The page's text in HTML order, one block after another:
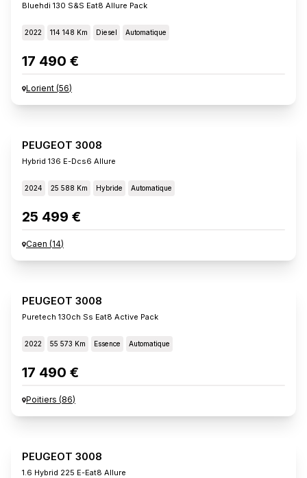
Bluehdi 130 S&s Eat8 Allure Pack
2022 114 148 Km Diesel Automatique
17 490 €
Lorient (56)
PEUGEOT 3008
Hybrid 136 E-Dcs6 Allure
2024 25 588 Km Hybride Automatique
25 499 €
Caen (14)
PEUGEOT 3008
Puretech 130ch Ss Eat8 Active Pack
2022 55 573 Km Essence Automatique
17 490 €
Poitiers (86)
PEUGEOT 3008
1.6 Hybrid 225 E-Eat8 Allure